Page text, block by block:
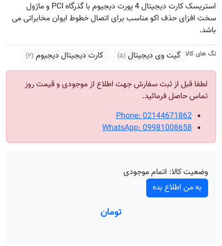
استریسک کارت دیجیتال 4 پورت دیجیوم با گذرگاه PCI و ماژول
سخت افزای حذف اکو مناسب برای اتصال خطوط ایوان مخابراتی می
باشد.
تگ های کالا گیت وی دیجیتال (۵) کارت دیجیتال دیجیوم (۲)
لطفا قبل از ثبت سفارش جهت اطلاع از موجودی و قیمت روز
تماس حاصل فرمائید.
Phone: 02144671862
WhatsApp: 09981008658
وضعیت کالا: اتمام موجودی
به من اطلاع بده
تومان